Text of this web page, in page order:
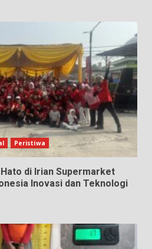
Peristiwa
di Irian Supermarket
Inovasi dan Teknologi